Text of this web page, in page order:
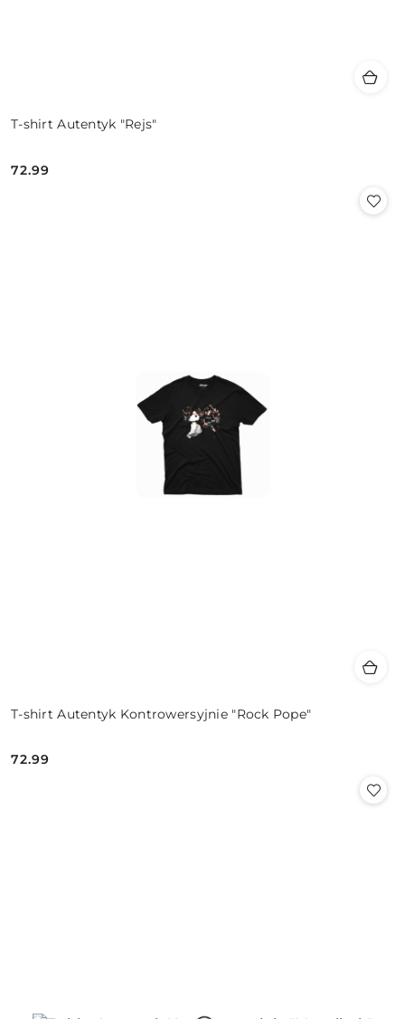
T-shirt Autentyk "Rejs"
Cena:
72.99
T-shirt Autentyk Kontrowersyjnie "Rock Pope"
Cena:
72.99